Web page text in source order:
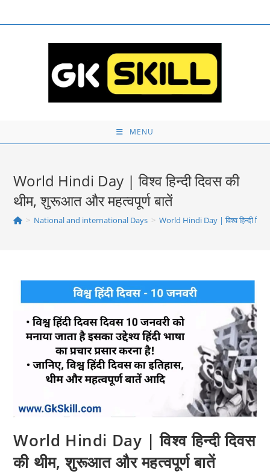
to
MENU
World Hindi Day | विश्व हिन्दी दिवस की
थीम, शुरूआत और महत्‍वपूर्ण बातें
> National and international Days > World Hindi Day | विश्व हिन्दी
World Hindi Day | विश्व हिन्दी दिवस
की थीम, शुरूआत और महत्‍वपूर्ण बातें